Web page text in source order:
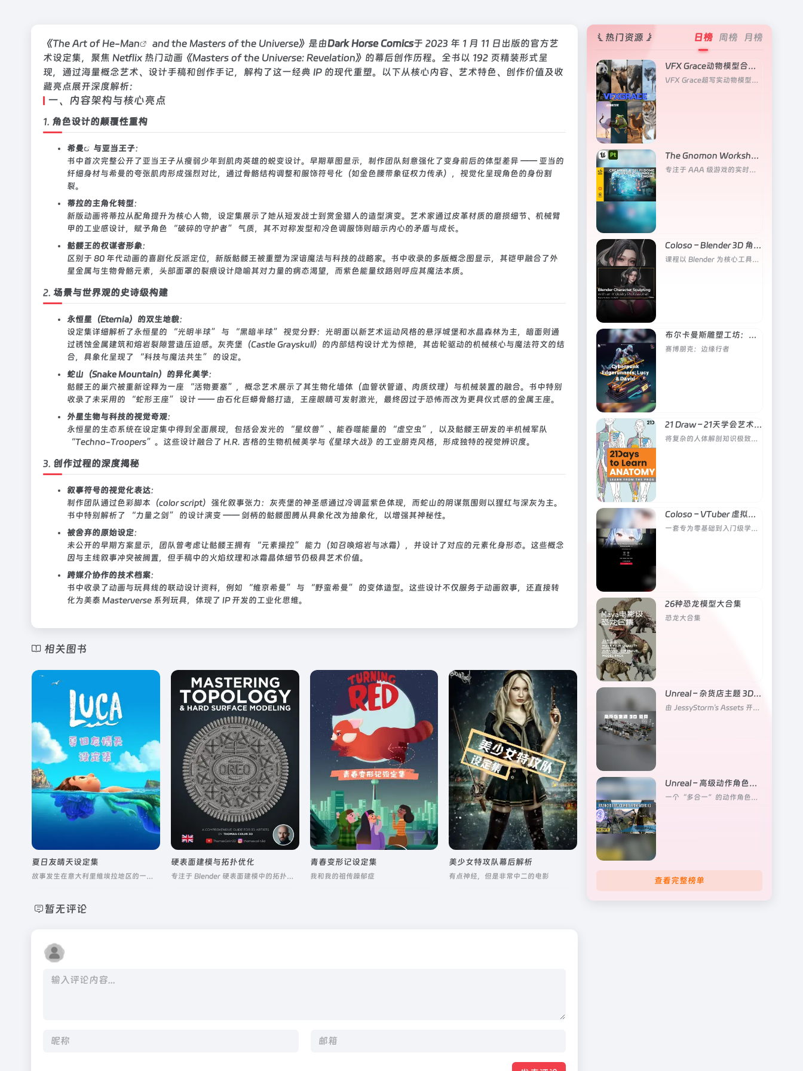
《The Art ofHe-Man and the Masters of the Universe》是由Dark Horse Comics于 2023 年 1 月 11 日出版的官方艺
术设定集，聚焦 Netflix 热门动画《Masters of the Universe: Revelation》的幕后创作历程。全书以 192 页精装形式呈
现，通过海量概念艺术、设计手稿和创作手记，解构了这一经典 IP 的现代重塑。以下从核心内容、艺术特色、创作价值及收
藏亮点展开深度解析：
一、内容架构与核心亮点
1. 角色设计的颠覆性重构
希曼 与亚当王子：
书中首次完整公开了亚当王子从瘦弱少年到肌肉英雄的蜕变设计。早期草图显示，制作团队刻意强化了变身前后的体型差异 —— 亚当的
纤细身材与希曼的夸张肌肉形成强烈对比，通过骨骼结构调整和服饰符号化（如金色腰带象征权力传承），视觉化呈现角色的身份割
裂。
蒂拉的主角化转型：
新版动画将蒂拉从配角提升为核心人物，设定集展示了她从短发战士到赏金猎人的造型演变。艺术家通过皮革材质的磨损细节、机械臂
甲的工业感设计，赋予角色 “破碎的守护者” 气质，其不对称发型和冷色调服饰则暗示内心的矛盾与成长。
骷髅王的权谋者形象：
区别于 80 年代动画的喜剧化反派定位，新版骷髅王被重塑为深谙魔法与科技的战略家。书中收录的多版概念图显示，其铠甲融合了外
星金属与生物骨骼元素，头部面罩的裂痕设计隐喻其对力量的病态渴望，而紫色能量纹路则呼应其魔法本质。
2. 场景与世界观的史诗级构建
永恒星（Eternia）的双生地貌：
设定集详细解析了永恒星的 “光明半球” 与 “黑暗半球” 视觉分野：光明面以新艺术运动风格的悬浮城堡和水晶森林为主，暗面则通
过锈蚀金属建筑和熔岩裂隙营造压迫感。灰壳堡（Castle Grayskull）的内部结构设计尤为惊艳，其齿轮驱动的机械核心与魔法符文的结
合，具象化呈现了 “科技与魔法共生” 的设定。
蛇山（Snake Mountain）的异化美学：
骷髅王的巢穴被重新诠释为一座 “活物要塞”，概念艺术展示了其生物化墙体（血管状管道、肉质纹理）与机械装置的融合。书中特别
收录了未采用的 “蛇形王座” 设计 —— 由石化巨蟒骨骼打造，王座眼睛可发射激光，最终因过于恐怖而改为更具仪式感的金属王座。
外星生物与科技的视觉奇观：
永恒星的生态系统在设定集中得到全面展现，包括会发光的 “星纹兽”、能吞噬能量的 “虚空虫”，以及骷髅王研发的半机械军队
“Techno-Troopers”。这些设计融合了 H.R. 吉格的生物机械美学与《星球大战》的工业朋克风格，形成独特的视觉辨识度。
3. 创作过程的深度揭秘
叙事符号的视觉化表达：
制作团队通过色彩脚本（color script）强化叙事张力：灰壳堡的神圣感通过冷调蓝紫色体现，而蛇山的阴谋氛围则以猩红与深灰为主。
书中特别解析了 “力量之剑” 的设计演变 —— 剑柄的骷髅图腾从具象化改为抽象化，以增强其神秘性。
被舍弃的原始设定：
未公开的早期方案显示，团队曾考虑让骷髅王拥有 “元素操控” 能力（如召唤熔岩与冰霜），并设计了对应的元素化身形态。这些概念
因与主线叙事冲突被搁置，但手稿中的火焰纹理和冰霜晶体细节仍极具艺术价值。
跨媒介协作的技术档案：
书中收录了动画与玩具线的联动设计资料，例如 “维京希曼” 与 “野蛮希曼” 的变体造型。这些设计不仅服务于动画叙事，还直接转
化为美泰 Masterverse 系列玩具，体现了 IP 开发的工业化思维。
相关图书
夏日友晴天设定集 硬表面建模与拓扑优化 青春变形记设定集
我和我的祖传躁郁症
美少女特攻队幕后解析
有点神经，但是非常中二的电影
暂无评论
热门资源 日榜 周榜 月榜
VFX Grace动物模型合集（更新猪/黑豹/欧亚狼）
VFX Grace超写实动物模型，目前更新五个角色
The Gnomon Workshop – 在虚幻引擎中创建科幻穹顶屏障
专注于 AAA 级游戏的实时视觉效果工作流程
Coloso – Blender 3D 角色雕刻大师班
课程以 Blender 为核心工具，系统讲解从 2D 概念图到 3D 成品角色的完整雕刻流程
布尔卡曼斯雕塑工坊：赛博朋克：边缘行者：露西与大卫
赛博朋克：边缘行者
21 Draw – 21天学会艺术人体解剖
将复杂的人体解剖知识极致简化，打破传统人体绘画学习的枯燥与难度，让新手快速建立人体结构认知
Coloso – VTuber 虚拟形象Blender全流程制作
一套专为零基础到入门级学习者打造的、从零到一可落地的虚拟人制作保姆级教学
26种恐龙模型大合集
恐龙大合集
Unreal – 杂货店主题 3D 道具合集
由 JessyStorm's Assets 开发的杂货店主题 3D 道具环境资产包，专为 Unreal Engine 打造，覆盖杂货店全场景的道具与设施
Unreal – 高级动作角色扮演游戏战斗系统
一个“多合一”的动作角色扮演游戏（ARPG）战斗模板，旨在为开发者提供完整的战斗系统基础
查看完整榜单